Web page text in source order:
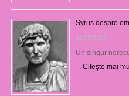
Syrus despre
11/09/2023
Un singur
→Citeşte mai